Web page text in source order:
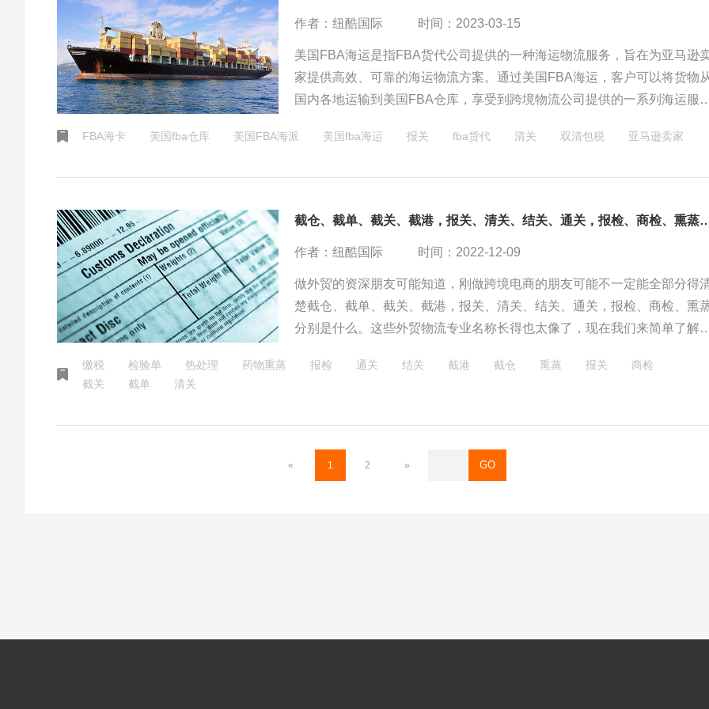
作者：纽酷国际 时间：2023-03-15
美国FBA海运是指FBA货代公司提供的一种海运物流服务，旨在为亚马逊
家提供高效、可靠的海运物流方案。通过美国FBA海运，客户可以将货物
国内各地运输到美国FBA仓库，享受到跨境物流公司提供的一系列海运服
FBA海卡 美国fba仓库 美国FBA海派 美国fba海运 报关 fba货代 清关 双清包税 亚马逊卖家
截仓、截单、截关、截港，报关、清关、结关、通
作者：纽酷国际 时间：2022-12-09
做外贸的资深朋友可能知道，刚做跨境电商的朋友可能不一定能全部分得
楚截仓、截单、截关、截港，报关、清关、结关、通关，报检、商检、熏
分别是什么。这些外贸物流专业名称长得也太像了，现在我们来简单了解
缴税 检验单 热处理 药物熏蒸 报检 通关 结关 截港 截仓 熏蒸 报关
商检
截关
截单 清关
« 1 2 »